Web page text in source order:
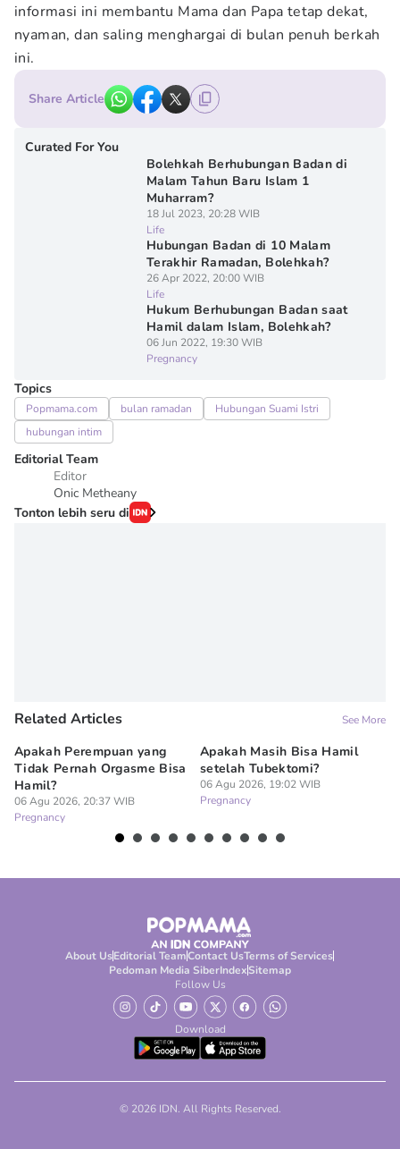
informasi ini membantu Mama dan Papa tetap dekat,
nyaman, dan saling menghargai di bulan penuh berkah
ini.
Share Article
Curated For You
Bolehkah Berhubungan Badan di
Malam Tahun Baru Islam 1
Muharram?
18 Jul 2023, 20:28 WIB
Life
Hubungan Badan di 10 Malam
Terakhir Ramadan, Bolehkah?
26 Apr 2022, 20:00 WIB
Life
Hukum Berhubungan Badan saat
Hamil dalam Islam, Bolehkah?
06 Jun 2022, 19:30 WIB
Pregnancy
Topics
Popmama.com bulan ramadan
Hubungan Suami Istri
hubungan intim
Editorial Team
Editor
Onic Metheany
Tonton lebih seru di
Related Articles See More
Apakah Perempuan yang
Tidak Pernah Orgasme Bisa
Hamil?
06 Agu 2026, 20:37 WIB
Pregnancy
Apakah Masih Bisa Hamil
setelah Tubektomi?
06 Agu 2026, 19:02 WIB
Pregnancy
About UsEditorial TeamContact UsTerms of Services
Pedoman Media SiberIndexSitemap
Follow Us
Download
© 2026 IDN. All Rights Reserved.